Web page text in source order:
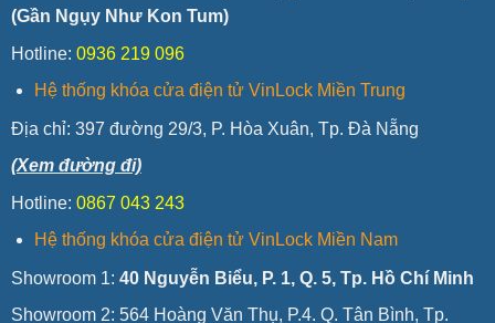
(Gần Ngụy Như Kon Tum)
Hotline: 0936 219 096
Hệ thống khóa cửa điện tử VinLock Miền Trung
Địa chỉ: 397 đường 29/3, P. Hòa Xuân, Tp. Đà Nẵng
(Xem đường đi)
Hotline: 0867 043 243
Hệ thống khóa cửa điện tử VinLock Miền Nam
Showroom 1: 40 Nguyễn Biểu, P. 1, Q. 5, Tp. Hồ Chí Minh
Showroom 2: 564 Hoàng Văn Thụ, P.4. Q. Tân Bình, Tp.